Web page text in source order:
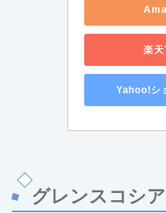
楽天
Yahoo!シ
グレンスコシ